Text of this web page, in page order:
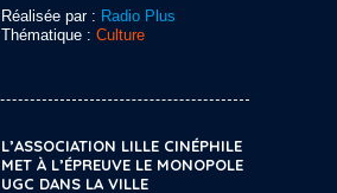
Réalisée par : Radio Plus
Thématique : Culture
L’ASSOCIATION LILLE CINÉPHILE
MET À L’ÉPREUVE LE MONOPOLE
UGC DANS LA VILLE